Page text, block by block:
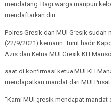
mendatang. Bagi warga maupun
mendaftarkan diri.
Polres Gresik dan MUI Gresik sudah
(22/9/2021) kemarin. Turut hadir
Azis dan Ketua MUI Gresik KH
saat di konfirmasi ketua MUI KH
mendapatkan mandat dari MUI
"Kami MUI gresik mendapat